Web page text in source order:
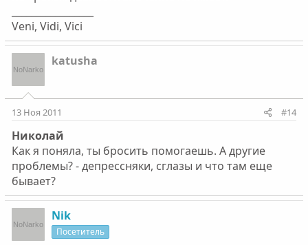
Veni, Vidi, Vici
katusha
13 Ноя 2011 #14
Николай
Как я поняла, ты бросить помогаешь. А другие
проблемы? - депрессняки, сглазы и что там еще
бывает?
Nik
Посетитель